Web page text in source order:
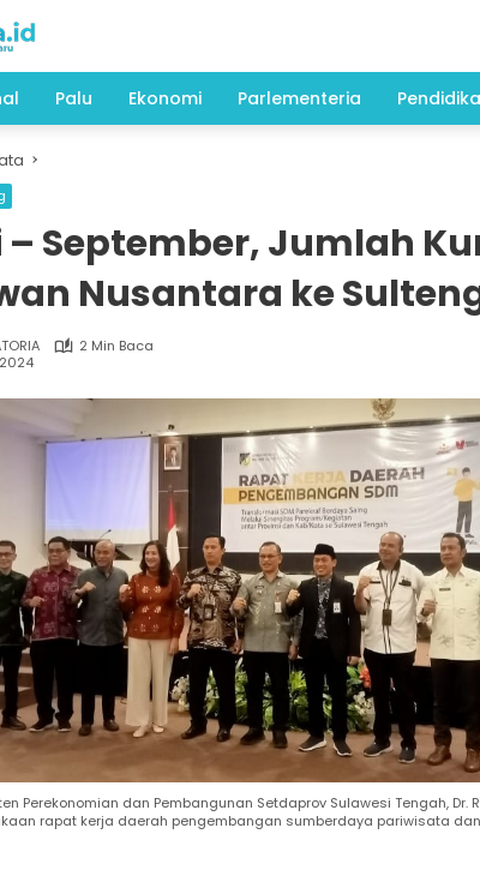
Palu Ekonomi Parlementeria
September, Jumlah
Nusantara ke
2 Min Baca
Perekonomian dan Pembangunan Setdaprov Sulawesi Tengah, Dr.
rapat kerja daerah pengembangan sumberdaya pariwisata